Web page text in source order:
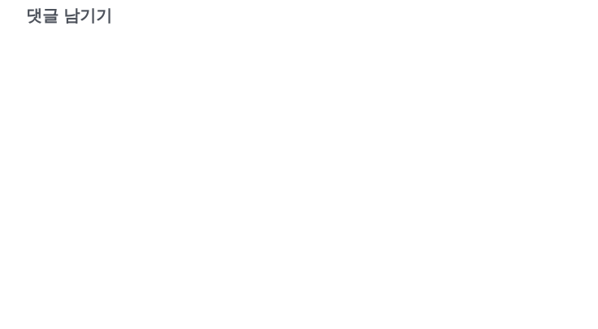
댓글 남기기